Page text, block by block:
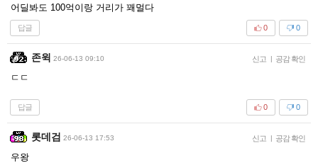
어딜봐도 100억이랑 거리가 꽤멀다
답글 0
0
존윅 26-06-13 09:10 신고 | 공감 확인
ㄷㄷ
답글 0
0
롯데검 26-06-13 17:53 신고 | 공감 확인
우왕